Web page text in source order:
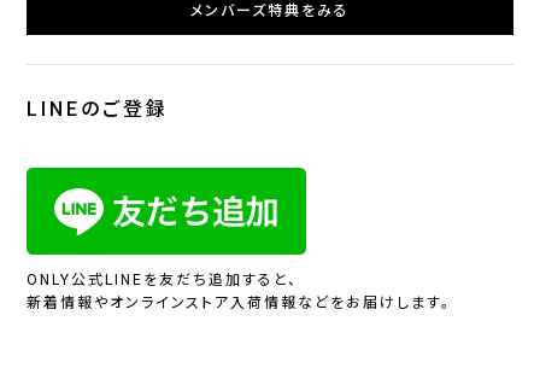
メンバーズ特典をみる
LINEのご登録
ONLY公式LINEを友だち追加すると、
新着情報やオンラインストア入荷情報などをお届けします。